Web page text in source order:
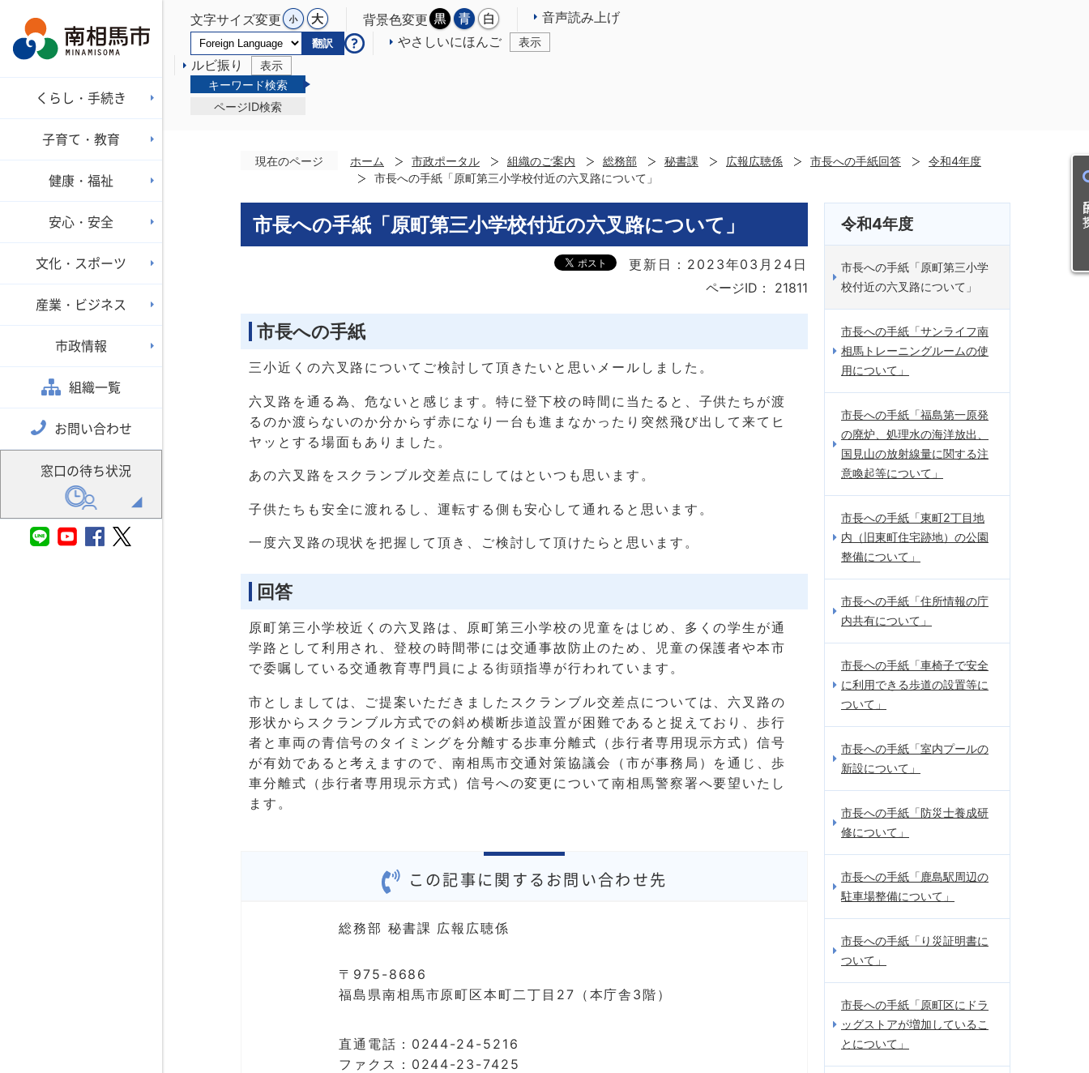
文字サイズ変更 背景色変更 音声読み上げ
翻訳 やさしいにほんご 表示
ルビ振り
表示
キーワード検索
ページID検索
くらし・手続き
子育て・教育
健康・福祉
安心・安全
文化・スポーツ
産業・ビジネス
市政情報
組織一覧
お問い合わせ
窓口の待ち状況
目
現在のページ ホーム 市政ポータル 組織のご案内 総務部 秘書課 広報広聴係 市長への手紙回答
令和4年度
市長への手紙「原町第三小学校付近の六叉路について」
市長への手紙「原町第三小学校付近の六叉路について」
更新日：2023年03月24日
ページID：
21811
市長への手紙
三小近くの六叉路についてご検討して頂きたいと思いメールしました。
六叉路を通る為、危ないと感じます。特に登下校の時間に当たると、子供たちが渡
るのか渡らないのか分からず赤になり一台も進まなかったり突然飛び出して来てヒ
ヤッとする場面もありました。
あの六叉路をスクランブル交差点にしてはといつも思います。
子供たちも安全に渡れるし、運転する側も安心して通れると思います。
一度六叉路の現状を把握して頂き、ご検討して頂けたらと思います。
回答
原町第三小学校近くの六叉路は、原町第三小学校の児童をはじめ、多くの学生が通
学路として利用され、登校の時間帯には交通事故防止のため、児童の保護者や本市
で委嘱している交通教育専門員による街頭指導が行われています。
市としましては、ご提案いただきましたスクランブル交差点については、六叉路の
形状からスクランブル方式での斜め横断歩道設置が困難であると捉えており、歩行
者と車両の青信号のタイミングを分離する歩車分離式（歩行者専用現示方式）信号
が有効であると考えますので、南相馬市交通対策協議会（市が事務局）を通じ、歩
車分離式（歩行者専用現示方式）信号への変更について南相馬警察署へ要望いたし
ます。
この記事に関するお問い合わせ先
総務部 秘書課 広報広聴係
〒975-8686
福島県南相馬市原町区本町二丁目27（本庁舎3階）
直通電話：0244-24-5216
ファクス：0244-23-7425
令和4年度
市長への手紙「原町第三小学
校付近の六叉路について」
市長への手紙「サンライフ南
相馬トレーニングルームの使
用について」
市長への手紙「福島第一原発
の廃炉、処理水の海洋放出、
国見山の放射線量に関する注
意喚起等について」
市長への手紙「東町2丁目地
内（旧東町住宅跡地）の公園
整備について」
市長への手紙「住所情報の庁
内共有について」
市長への手紙「車椅子で安全
に利用できる歩道の設置等に
ついて」
市長への手紙「室内プールの
新設について」
市長への手紙「防災士養成研
修について」
市長への手紙「鹿島駅周辺の
駐車場整備について」
市長への手紙「り災証明書に
ついて」
市長への手紙「原町区にドラ
ッグストアが増加しているこ
とについて」